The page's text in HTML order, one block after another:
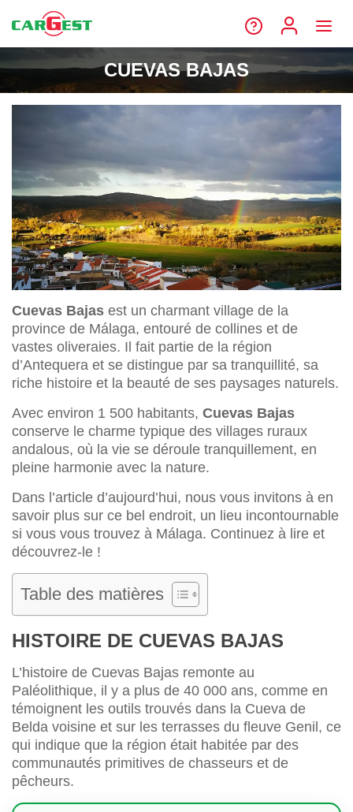
CUEVAS BAJAS
Cuevas Bajas est un charmant village de la
province de Málaga, entouré de collines et de
vastes oliveraies. Il fait partie de la région
d’Antequera et se distingue par sa tranquillité, sa
riche histoire et la beauté de ses paysages naturels.
Avec environ 1 500 habitants, Cuevas Bajas
conserve le charme typique des villages ruraux
andalous, où la vie se déroule tranquillement, en
pleine harmonie avec la nature.
Dans l’article d’aujourd’hui, nous vous invitons à en
savoir plus sur ce bel endroit, un lieu incontournable
si vous vous trouvez à Málaga. Continuez à lire et
découvrez-le !
Table des matières
HISTOIRE DE CUEVAS BAJAS
L’histoire de Cuevas Bajas remonte au
Paléolithique, il y a plus de 40 000 ans, comme en
témoignent les outils trouvés dans la Cueva de
Belda voisine et sur les terrasses du fleuve Genil, ce
qui indique que la région était habitée par des
communautés primitives de chasseurs et de
pêcheurs.